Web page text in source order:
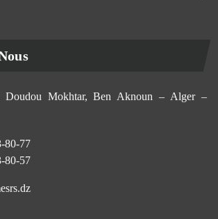
Doudou Mokhtar, Ben Aknoun – Alger –
80-77
80-57